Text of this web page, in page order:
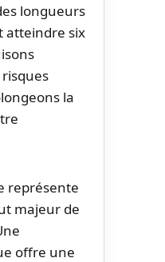
longueurs
atteindre six
la
représente
majeur de
offre une